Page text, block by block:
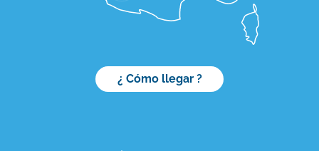
¿ Cómo llegar ?